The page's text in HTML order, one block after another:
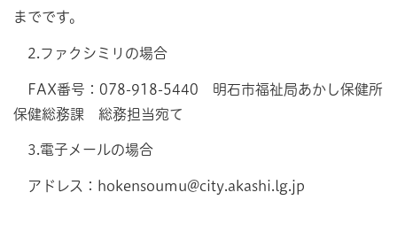
までです。
2.ファクシミリの場合
FAX番号：078-918-5440 明石市福祉局あかし保健所
保健総務課 総務担当宛て
3.電子メールの場合
アドレス：hokensoumu@city.akashi.lg.jp